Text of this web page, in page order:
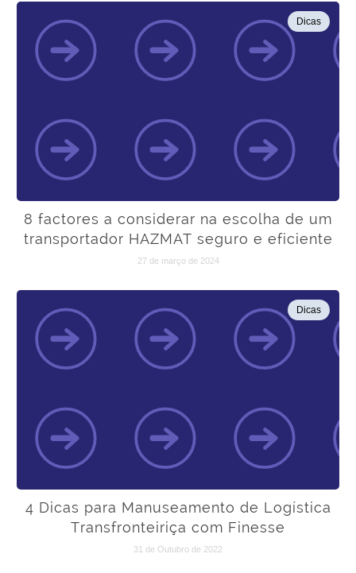
Dicas
8 factores a considerar na escolha de um
transportador HAZMAT seguro e eficiente
27 de março de 2024
Dicas
4 Dicas para Manuseamento de Logística
Transfronteiriça com Finesse
31 de Outubro de 2022